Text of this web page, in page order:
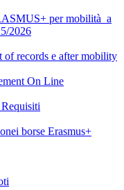
per mobilità a
2026
of records e after mobility
On Line
borse Erasmus+